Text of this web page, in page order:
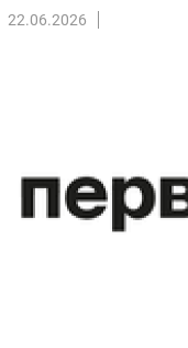
Торговые сети
Регулирование
Финансы
22.06.2026